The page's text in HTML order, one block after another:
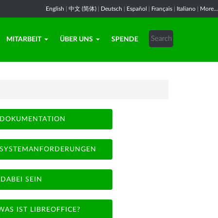
English 中文 (简体) Deutsch Español Français Italiano More...
MITARBEIT ÜBER UNS SPENDE
DOKUMENTATION
SYSTEMANFORDERUNGEN
DABEI SEIN
IST LIBREOFFICE?